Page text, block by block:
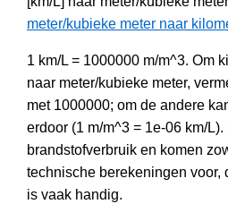
meter/kubieke meter naar
1 km/L = 1000000 m/m^3. Om
naar meter/kubieke meter,
met 1000000; om de andere
erdoor (1 m/m^3 = 1e-06 km/
brandstofverbruik en komen
technische berekeningen voor,
is vaak handig.